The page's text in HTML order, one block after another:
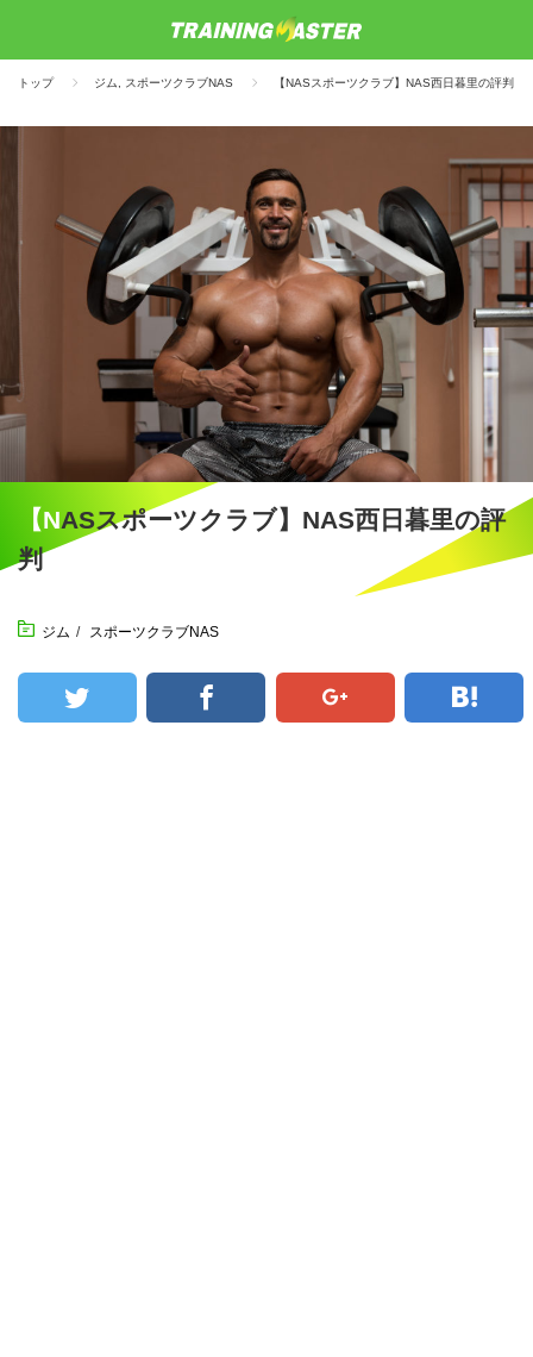
トップ ジム スポーツクラブNAS 【NASスポーツクラブ】NAS西日暮里の評判
【NASスポーツクラブ】NAS西日暮里の評
判
ジム / スポーツクラブNAS